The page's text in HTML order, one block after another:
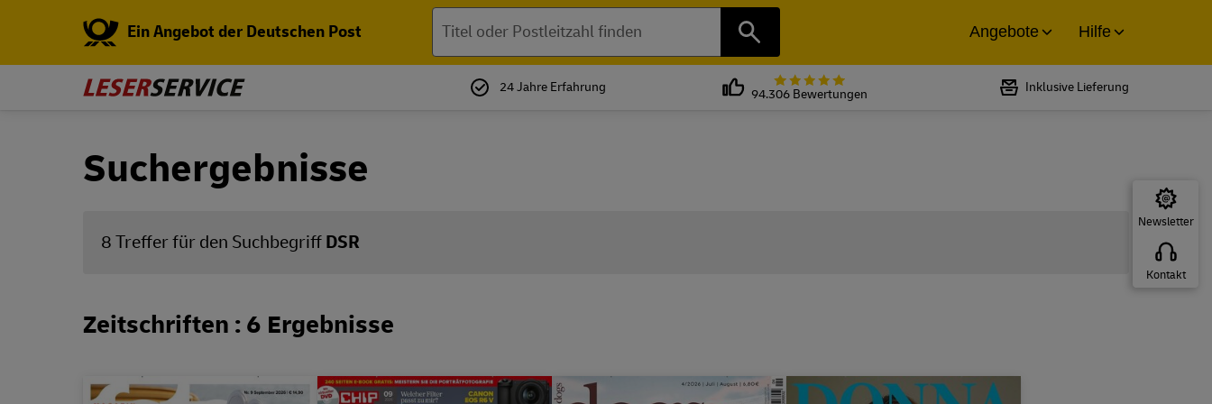
Ein Angebot der Deutschen Post
Suchen
Angebote Hilfe
24 Jahre Erfahrung
Bewertet mit 5 von 5 Sternen bei
94.306 Bewertungen
Inklusive Lieferung
Newsletter
Kontakt
Suchergebnisse
8 Treffer für den Suchbegriff DSR
Zeitschriften : 6 Ergebnisse